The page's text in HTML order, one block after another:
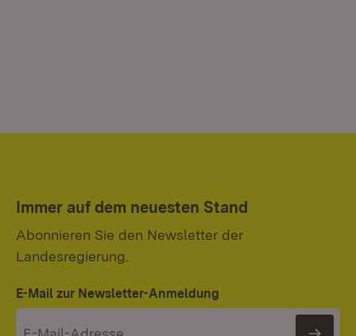
Immer auf dem neuesten Stand
Abonnieren Sie den Newsletter der
Landesregierung.
E-Mail zur Newsletter-Anmeldung